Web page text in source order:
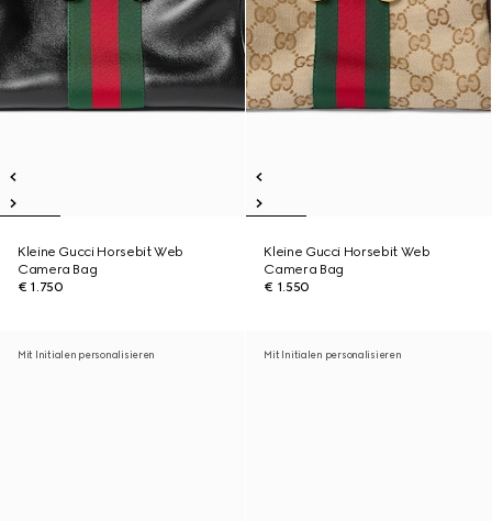
Kleine Gucci Horsebit Web
Camera Bag
€ 1.750
Kleine Gucci Horsebit Web
Camera Bag
€ 1.550
Mit Initialen personalisieren Mit Initialen personalisieren